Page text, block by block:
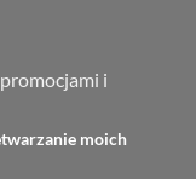
i
moich